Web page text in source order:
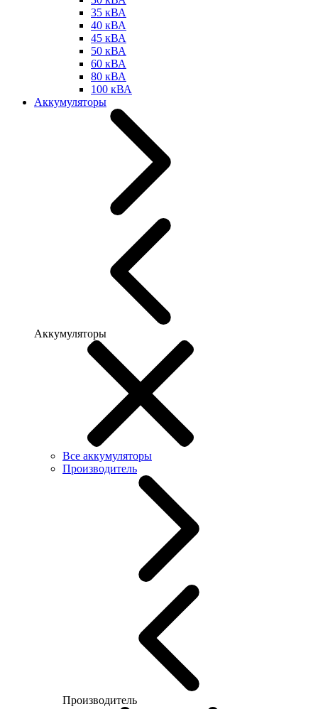
35 кВА
40 кВА
45 кВА
50 кВА
60 кВА
80 кВА
100 кВА
Аккумуляторы
Аккумуляторы
Все аккумуляторы
Производитель
Производитель